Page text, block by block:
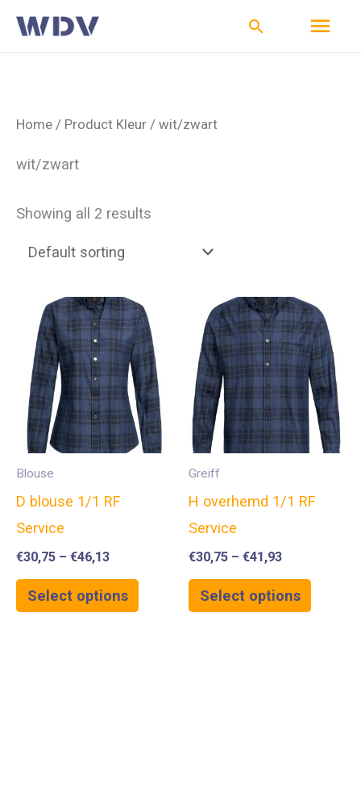
Ga
naar
Zoeken
Home / Product Kleur / wit/zwart
wit/zwart
Showing all 2 results
Blouse
D blouse 1/1 RF
Service
€30,75 – €46,13
Select options
Greiff
H overhemd 1/1 RF
Service
€30,75 – €41,93
Select options